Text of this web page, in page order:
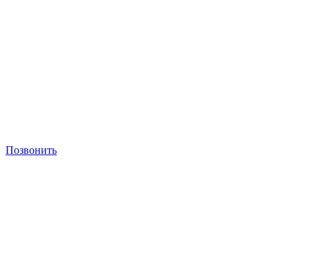
Позвонить